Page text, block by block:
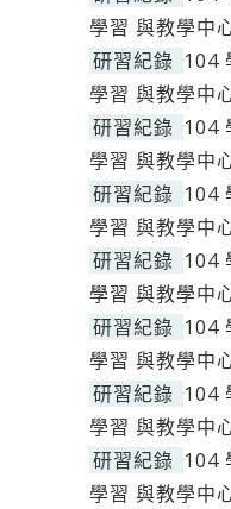
學習 與教學中
研習紀錄 104
學習 與教學中
研習紀錄 104
學習 與教學中
研習紀錄 104
學習 與教學中
研習紀錄 104
學習 與教學中
研習紀錄 104
學習 與教學中
研習紀錄 104
學習 與教學中
研習紀錄 104
學習 與教學中